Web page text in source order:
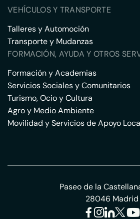
VEHÍCULOS Y TRANSPORTE
Talleres y Automoción
Transporte y Mudanzas
FORMACIÓN, AYUDA Y OTROS
Formación y Academias
Servicios Sociales y Comunitarios
Turismo, Ocio y Cultura
Agro y Medio Ambiente
Movilidad y Servicios de Apoyo
Paseo de la
28046 Madrid